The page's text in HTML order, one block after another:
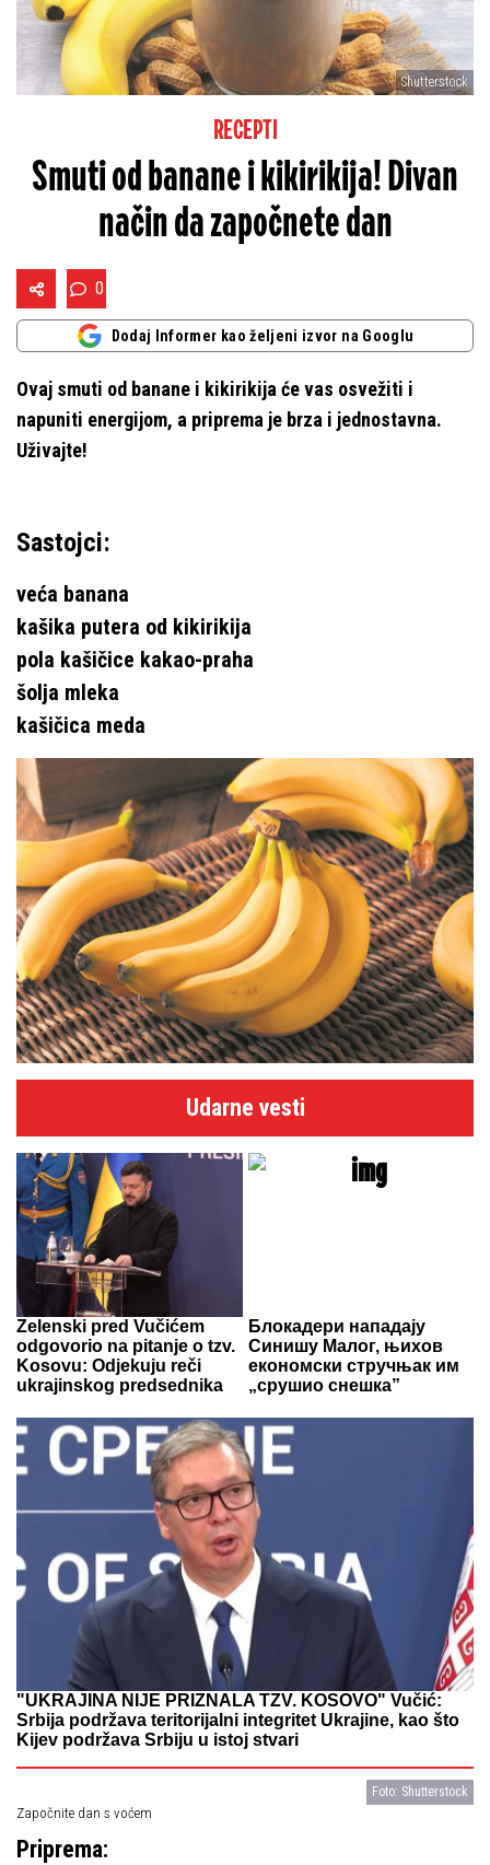
Shutterstock
RECEPTI
Smuti od banane i kikirikija! Divan
način da započnete dan
0
Dodaj Informer kao željeni izvor na Googlu
Ovaj smuti od banane i kikirikija će vas osvežiti i
napuniti energijom, a priprema je brza i jednostavna.
Uživajte!
Sastojci:
veća banana
kašika putera od kikirikija
pola kašičice kakao-praha
šolja mleka
kašičica meda
Foto: Shutterstock
Udarne vesti
Zelenski pred Vučićem
odgovorio na pitanje o tzv.
Kosovu: Odjekuju reči
ukrajinskog predsednika
Блокадери нападају
Синишу Малог, њихов
економски стручњак им
„срушио снешка”
"UKRAJINA NIJE PRIZNALA TZV. KOSOVO" Vučić:
Srbija podržava teritorijalni integritet Ukrajine, kao što
Kijev podržava Srbiju u istoj stvari
Započnite dan s voćem
Priprema: